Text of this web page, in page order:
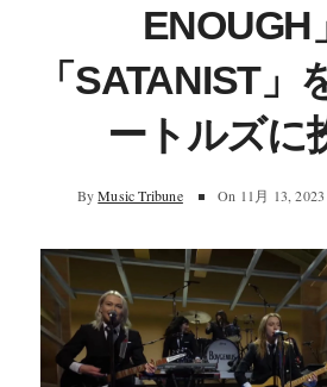
ENOUGH
「SATANIST
ートルズに
By Music Tribune On 11月 13, 2023